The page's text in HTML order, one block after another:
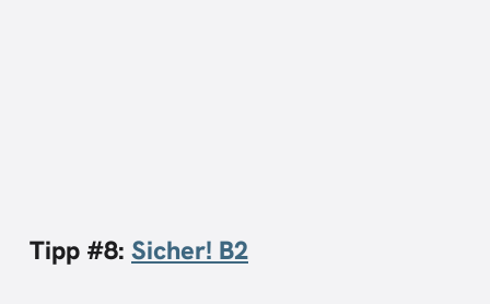
Tipp #8: Sicher! B2